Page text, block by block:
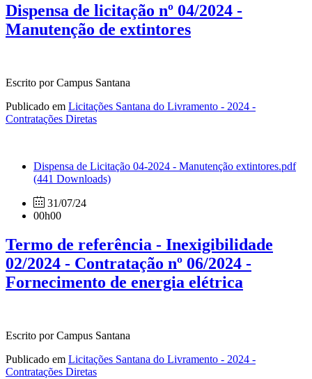
Dispensa de licitação nº 04/2024 -
Manutenção de extintores
Escrito por Campus Santana
Publicado em Licitações Santana do Livramento - 2024 -
Contratações Diretas
Dispensa de Licitação 04-2024 - Manutenção extintores.pdf
(441 Downloads)
31/07/24
00h00
Termo de referência - Inexigibilidade
02/2024 - Contratação nº 06/2024 -
Fornecimento de energia elétrica
Escrito por Campus Santana
Publicado em Licitações Santana do Livramento - 2024 -
Contratações Diretas